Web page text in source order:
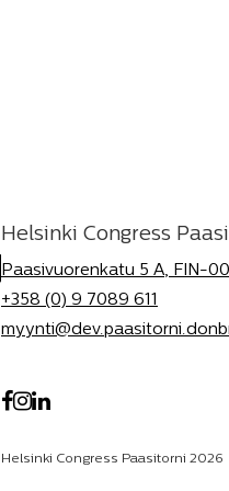
Helsinki Congress
Paasivuorenkatu 5 A, FIN-
+358 (0) 9 7089 611
Helsinki Congress Paasitorni 2026